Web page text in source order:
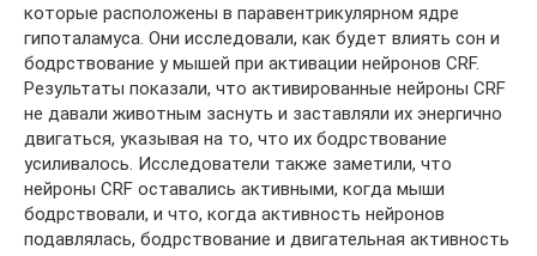
которые расположены в паравентрикулярном ядре
гипоталамуса. Они исследовали, как будет влиять сон и
бодрствование у мышей при активации нейронов CRF.
Результаты показали, что активированные нейроны CRF
не давали животным заснуть и заставляли их энергично
двигаться, указывая на то, что их бодрствование
усиливалось. Исследователи также заметили, что
нейроны CRF оставались активными, когда мыши
бодрствовали, и что, когда активность нейронов
подавлялась, бодрствование и двигательная активность